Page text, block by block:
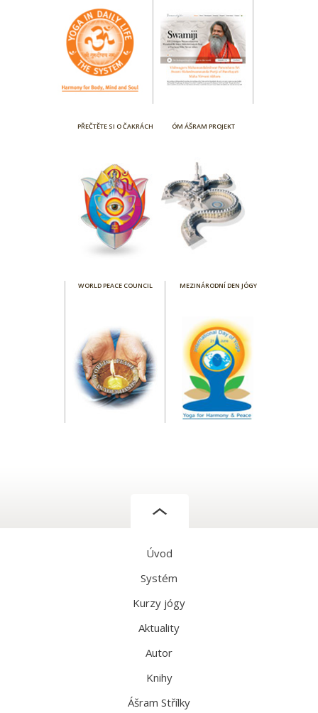
PŘEČTĚTE SI O ČAKRÁCH ÓM ÁŠRAM PROJEKT
WORLD PEACE COUNCIL MEZINÁRODNÍ DEN JÓGY
Úvod
Systém
Kurzy jógy
Aktuality
Autor
Knihy
Ášram Střílky